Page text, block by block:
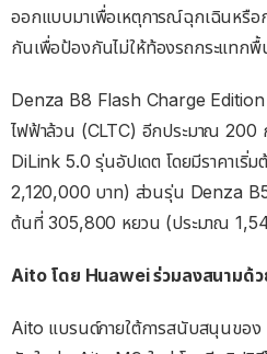
ออกแบบมาเพื่อเหตุการณ์ฉุกเฉินหรือ
กันเพื่อป้องกันไม่ให้ท้องรถกระแทกพื้
Denza B8 Flash Charge Edition
ไฟฟ้าล้วน (CLTC) อีกประมาณ 200
DiLink 5.0 รุ่นอัปเดต โดยมีราคาเ
2,120,000 บาท) ส่วนรุ่น Denza
ต้นที่ 305,800 หยวน (ประมาณ
Aito โดย Huawei ร่วมลงสนามด้ว
Aito แบรนด์ภายใต้การสนับสนุนขอ